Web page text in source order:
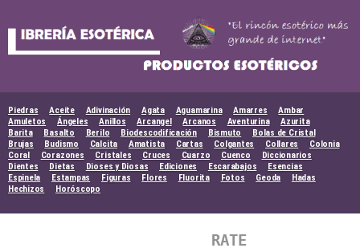
Piedras Aceite Adivinación Agata Aguamarina Amarres
Ambar
Amuletos
Ángeles Anillos Arcangel Arcanos Aventurina
Azurita
Barita
Basalto Berilo Biodescodificación Bismuto
Bolas de Cristal
Brujas
Budismo Calcita Amatista Cartas Colgantes Collares
Colonia
Coral
Corazones Cristales Cruces Cuarzo Cuenco
Diccionarios
Dientes
Dietas Dioses y Diosas Ediciones Escarabajos
Esencias
Espinela
Estampas Figuras Flores Fluorita Fotos Geoda
Hadas
Hechizos
Horóscopo
RATE